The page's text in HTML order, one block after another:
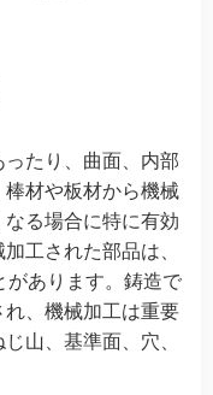
たり、曲面、内部
材や板材から機械
る場合に特に有効
工された部品は、
があります。鋳造で
、機械加工は重要
山、基準面、穴、